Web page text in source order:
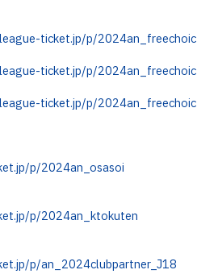
ticket.jp/p/2024an_freechoic
ticket.jp/p/2024an_freechoic
ticket.jp/p/2024an_freechoic
p/2024an_osasoi
p/2024an_ktokuten
p/an_2024clubpartner_J18